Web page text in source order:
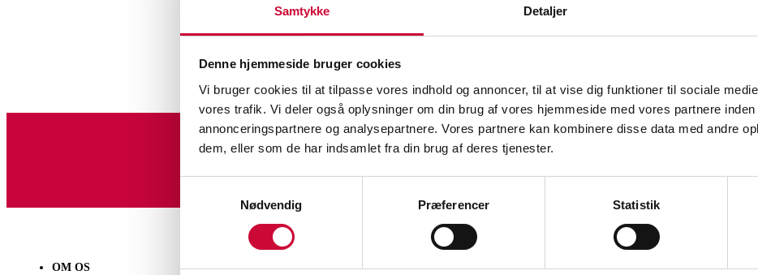
Samtykke Detaljer
Denne hjemmeside bruger cookies
Vi bruger cookies til at tilpasse vores indhold og annoncer, til at vise dig funktioner til sociale
vores trafik. Vi deler også oplysninger om din brug af vores hjemmeside med vores partnere
annonceringspartnere og analysepartnere. Vores partnere kan kombinere disse data med andre
dem, eller som de har indsamlet fra din brug af deres tjenester.
Nødvendig
Præferencer Statistik
Tiffany & Co. 'The Tiffany® Setting' Brillant vielsesring af platin, prydet i front med en brillantsleben diamant, ca
0.40 ct, Farve: River (E), Klarhed: VS1.
med Tiffany nr. , Brillanten er flankeret
Klarhed. VS. Ringstr. 52. Serie nummer
Lignende varer
OM OS
SÆLG
KØB